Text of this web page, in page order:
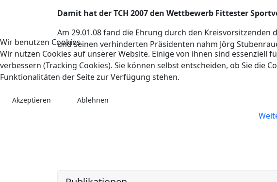
Damit hat der TCH 2007 den Wettbewerb Fittester
Am 29.01.08 fand die Ehrung durch den Kreisvorsitzenden
und seinen verhinderten Präsidenten nahm Jörg
Wir benutzen Cookies
Wir nutzen Cookies auf unserer Website. Einige von ihnen sind
verbessern (Tracking Cookies). Sie können selbst entscheiden, ob Sie die
Funktionalitäten der Seite zur Verfügung stehen.
Akzeptieren Ablehnen